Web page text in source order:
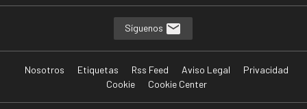
Síguenos
Nosotros Etiquetas Rss Feed Aviso Legal
Privacidad
Cookie
Cookie Center